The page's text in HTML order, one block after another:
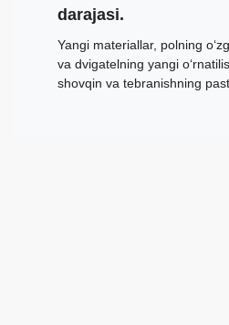
darajasi.
Yangi materiallar, polning
va dvigatelning yangi
shovqin va tebranishning